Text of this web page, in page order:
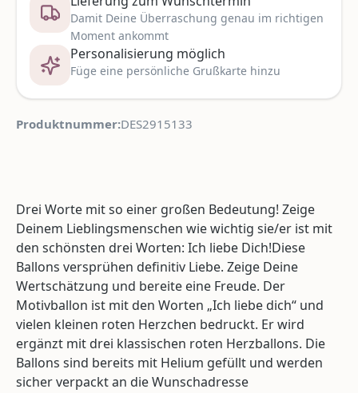
Damit Deine Überraschung genau im richtigen
Moment ankommt
Personalisierung möglich
Füge eine persönliche Grußkarte hinzu
Produktnummer:DES2915133
Drei Worte mit so einer großen Bedeutung! Zeige
Deinem Lieblingsmenschen wie wichtig sie/er ist mit
den schönsten drei Worten: Ich liebe Dich!Diese
Ballons versprühen definitiv Liebe. Zeige Deine
Wertschätzung und bereite eine Freude. Der
Motivballon ist mit den Worten „Ich liebe dich“ und
vielen kleinen roten Herzchen bedruckt. Er wird
ergänzt mit drei klassischen roten Herzballons. Die
Ballons sind bereits mit Helium gefüllt und werden
sicher verpackt an die Wunschadresse